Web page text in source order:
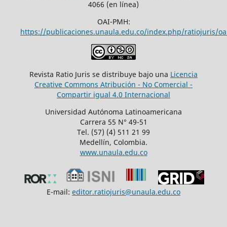
4066 (en línea)
OAI-PMH:
https://publicaciones.unaula.edu.co/index.php/ratiojuris/
Revista Ratio Juris se distribuye bajo una Licencia
Creative Commons Atribución - No Comercial -
Compartir igual 4.0 Internacional
Universidad Autónoma Latinoamericana
Carrera 55 N° 49-51
Tel. (57) (4) 511 21 99
Medellín, Colombia.
www.unaula.edu.co
E-mail: editor.ratiojuris@unaula.edu.co